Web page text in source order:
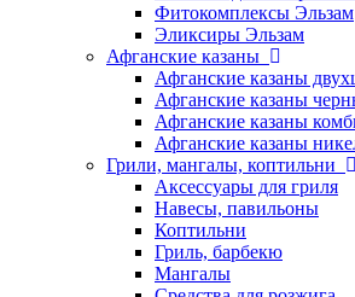
Фитокомплексы Эльзам
Эликсиры Эльзам
Афганские казаны
Афганские казаны
Афганские казаны
Афганские казаны
Афганские казаны
Грили, мангалы, коптильни
Аксессуары для гриля
Навесы, павильоны
Коптильни
Гриль, барбекю
Мангалы